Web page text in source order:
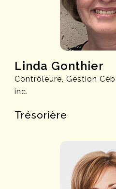
Linda Gonthier
Contrôleure, Gestion
inc.
Trésorière